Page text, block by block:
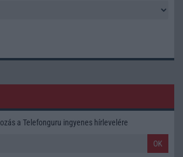
a Telefonguru ingyenes hírlevelére
OK